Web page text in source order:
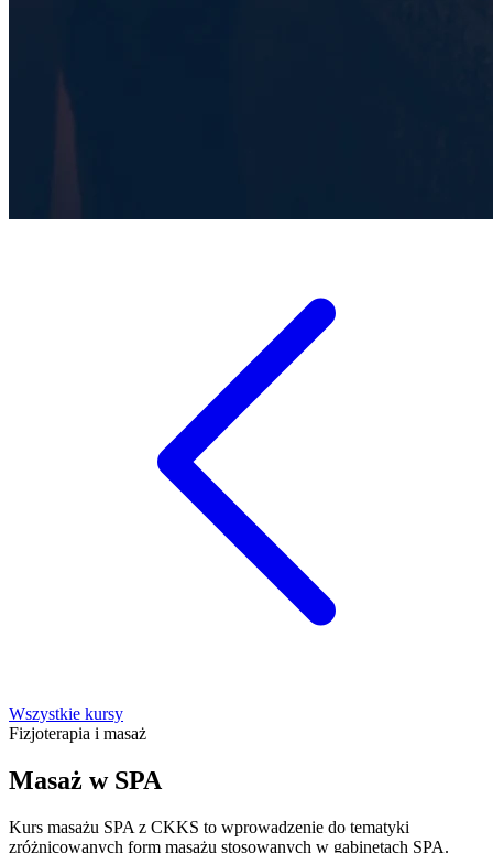
Wszystkie kursy
Fizjoterapia i masaż
Masaż w SPA
Kurs masażu SPA z CKKS to wprowadzenie do tematyki
zróżnicowanych form masażu stosowanych w gabinetach SPA.